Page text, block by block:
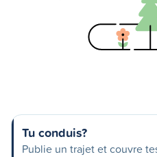
Tu conduis?
Publie un trajet et couvre